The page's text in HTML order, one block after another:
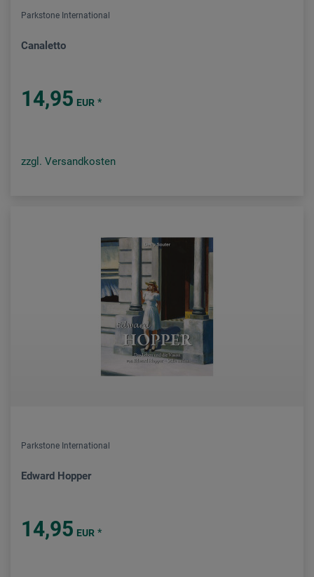
Parkstone International
Canaletto
14,95 EUR *
zzgl. Versandkosten
Parkstone International
Edward Hopper
14,95 EUR *